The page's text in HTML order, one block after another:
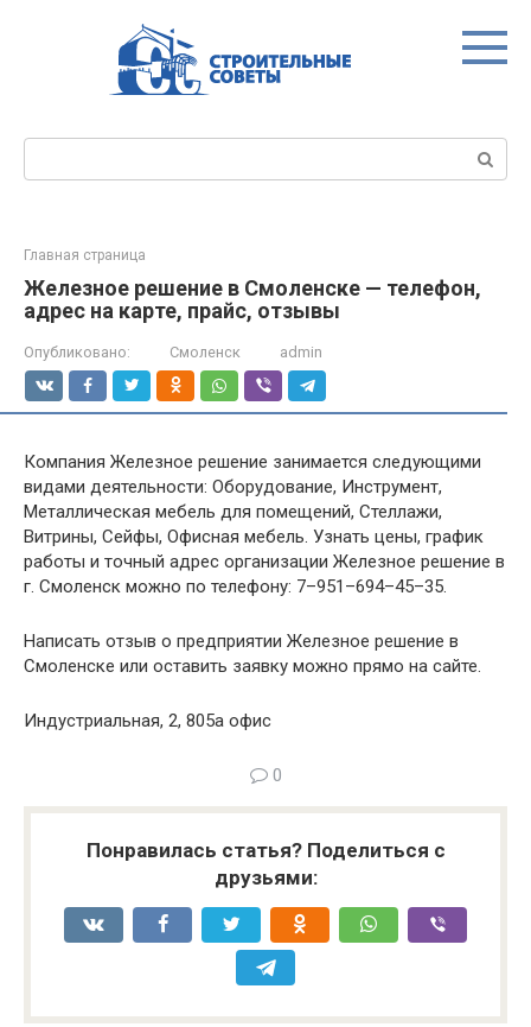
Главная страница
Железное решение в Смоленске — телефон,
адрес на карте, прайс, отзывы
Опубликовано: Смоленск admin
Компания Железное решение занимается следующими
видами деятельности: Оборудование, Инструмент,
Металлическая мебель для помещений, Стеллажи,
Витрины, Сейфы, Офисная мебель. Узнать цены, график
работы и точный адрес организации Железное решение в
г. Смоленск можно по телефону: 7–951–694–45–35.
Написать отзыв о предприятии Железное решение в
Смоленске или оставить заявку можно прямо на сайте.
Индустриальная, 2, 805а офис
0
Понравилась статья? Поделиться с
друзьями: